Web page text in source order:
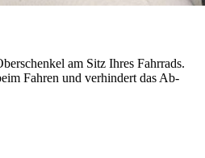
am Sitz Ihres Fahrrads.
Fahren und verhindert das Ab-